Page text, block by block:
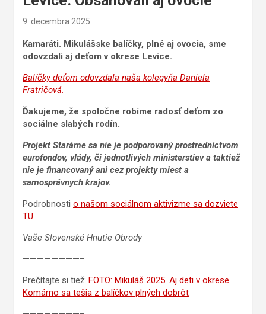
9. decembra 2025
Kamaráti. Mikulášske balíčky, plné aj ovocia, sme
odovzdali aj deťom v okrese Levice.
Balíčky deťom odovzdala naša kolegyňa Daniela
Fratričová.
Ďakujeme, že spoločne robíme radosť deťom zo
sociálne slabých rodín.
Projekt Staráme sa nie je podporovaný prostredníctvom
eurofondov, vlády, či jednotlivých ministerstiev a taktiež
nie je financovaný ani cez projekty miest a
samosprávnych krajov.
Podrobnosti o našom sociálnom aktivizme sa dozviete
TU.
Vaše Slovenské Hnutie Obrody
————————–
Prečítajte si tiež: FOTO: Mikuláš 2025. Aj deti v okrese
Komárno sa tešia z balíčkov plných dobrôt